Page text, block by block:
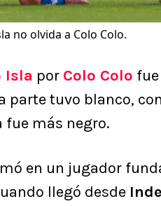
no olvida a Colo Colo.
Isla por Colo Colo
parte tuvo blanco,
más negro.
en un jugador
llegó desde